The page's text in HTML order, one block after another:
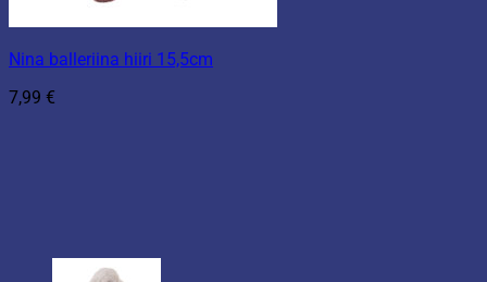
Nina balleriina hiiri 15,5cm
7,99 €